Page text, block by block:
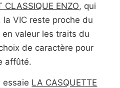
CLASSIQUE ENZO, qui
VIC reste proche du
valeur les traits du
de caractère pour
affûté.
essaie LA CASQUETTE